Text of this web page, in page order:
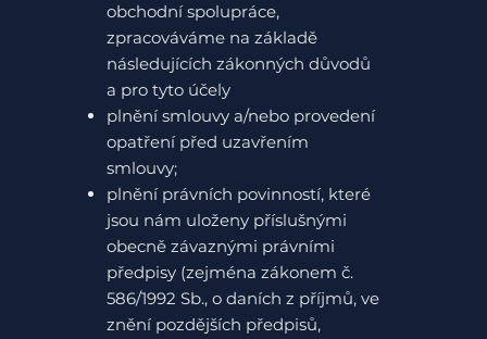
obchodní spolupráce,
zpracováváme na základě
následujících zákonných důvodů
a pro tyto účely
plnění smlouvy a/nebo provedení
opatření před uzavřením
smlouvy;
plnění právních povinností, které
jsou nám uloženy příslušnými
obecně závaznými právními
předpisy (zejména zákonem č.
586/1992 Sb., o daních z příjmů, ve
znění pozdějších předpisů,